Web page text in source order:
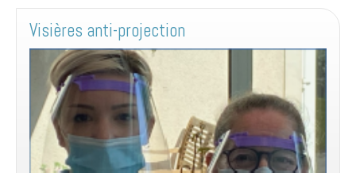
arrivée
Visières anti-projection